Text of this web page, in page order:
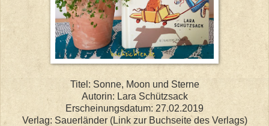
Titel: Sonne, Moon und Sterne
Autorin: Lara Schützsack
Erscheinungsdatum: 27.02.2019
Verlag: Sauerländer (Link zur Buchseite des Verlags)